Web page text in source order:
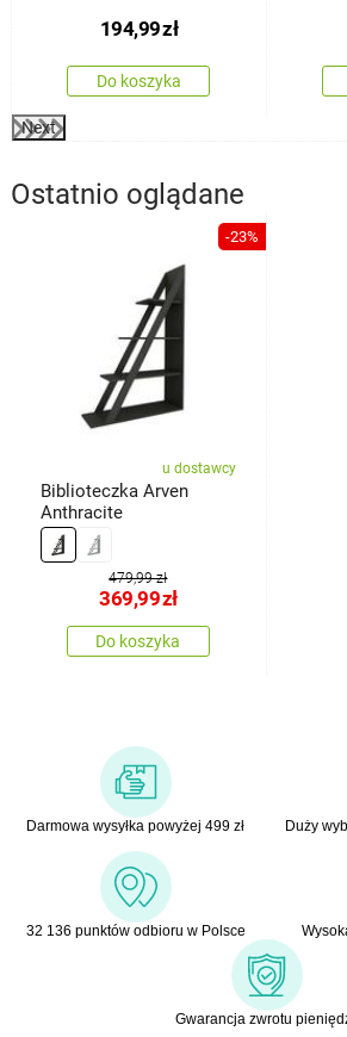
194,99zł
Do koszyka
Next
Ostatnio oglądane
-23%
u dostawcy
Biblioteczka Arven
Anthracite
479,99 zł
369,99zł
Do koszyka
Darmowa wysyłka powyżej 499 zł
Duży
32 136 punktów odbioru w Polsce
Gwarancja zwrotu